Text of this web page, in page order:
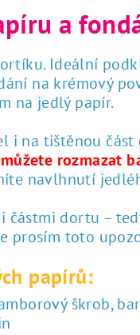
a
Ideální
na krémový
na jedlý papír.
i na tištěnou část
rozmazat
navlhnutí
dortu –
prosím toto
papírů:
škrob,